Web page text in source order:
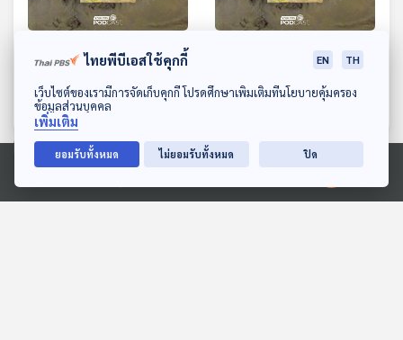
ดาวน์โหลด Thai PBS Podcast Application
Ⓒ 2020 องค์การกระจายเสียงและแพร่ภาพสาธารณะแห่งประเทศไทย
EP. 1: ล่องไพร ผีตองเหลือง
คนสุดท้าย
ห้องสมุดหลังไมค์
EP. 2: ล่องไพร ผีตอง
ห้องสมุดหลังไมค์
ตอนที่เกี่ยวข้อง
ไทยพีบีเอสใช้คุกกี้ EN TH
เว็บไซต์ของเรามีการจัดเก็บคุกกี้ โปรดศึกษาเพิ่มเติมที่นโยบายคุ้มครอง
ข้อมูลส่วนบุคคล
เพิ่มเติม
ยอมรับทั้งหมด ไม่ยอมรับทั้งหมด ปิด